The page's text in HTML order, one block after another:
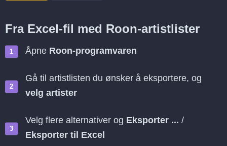
Fra Excel-fil med Roon-artistlister
Åpne Roon-programvaren
Gå til artistlisten du ønsker å eksportere, og
velg artister
Velg flere alternativer og Eksporter ... /
Eksporter til Excel